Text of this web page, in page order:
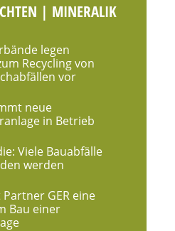
| MINERALIK
legen
Recycling von
vor
neue
in Betrieb
Viele Bauabfälle
werden
GER eine
Bau einer